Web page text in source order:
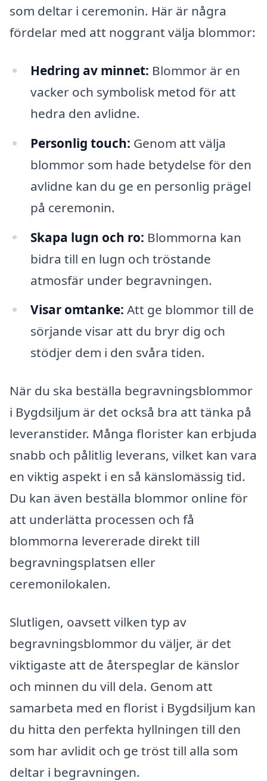
som deltar i ceremonin. Här är några
fördelar med att noggrant välja blommor:
Hedring av minnet: Blommor är en
vacker och symbolisk metod för att
hedra den avlidne.
Personlig touch: Genom att välja
blommor som hade betydelse för den
avlidne kan du ge en personlig prägel
på ceremonin.
Skapa lugn och ro: Blommorna kan
bidra till en lugn och tröstande
atmosfär under begravningen.
Visar omtanke: Att ge blommor till de
sörjande visar att du bryr dig och
stödjer dem i den svåra tiden.
När du ska beställa begravningsblommor
i Bygdsiljum är det också bra att tänka på
leveranstider. Många florister kan erbjuda
snabb och pålitlig leverans, vilket kan vara
en viktig aspekt i en så känslomässig tid.
Du kan även beställa blommor online för
att underlätta processen och få
blommorna levererade direkt till
begravningsplatsen eller
ceremonilokalen.
Slutligen, oavsett vilken typ av
begravningsblommor du väljer, är det
viktigaste att de återspeglar de känslor
och minnen du vill dela. Genom att
samarbeta med en florist i Bygdsiljum kan
du hitta den perfekta hyllningen till den
som har avlidit och ge tröst till alla som
deltar i begravningen.